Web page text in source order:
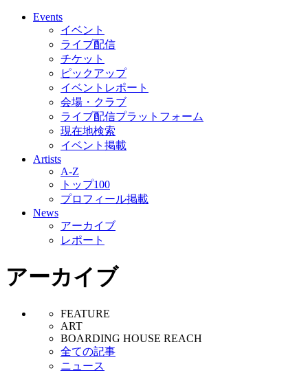
Events
イベント
ライブ配信
チケット
ピックアップ
イベントレポート
会場・クラブ
ライブ配信プラットフォーム
現在地検索
イベント掲載
Artists
A-Z
トップ100
プロフィール掲載
News
アーカイブ
レポート
アーカイブ
FEATURE
ART
BOARDING HOUSE REACH
全ての記事
ニュース